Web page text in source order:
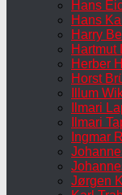
Hans
Hans
Harry
Hartmut
Herber
Horst
Illum
Ilmari
Ilmari
Ingmar
Jørgen